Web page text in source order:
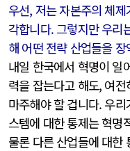
우선, 저는 자본주의 체
각합니다. 그렇지만 우리
해 어떤 전략 산업들을
내일 한국에서 혁명이 일
력을 잡는다고 해도, 여
마주해야 할 겁니다. 우
스템에 대한 통제는 혁명
물론 다른 산업들에 대한